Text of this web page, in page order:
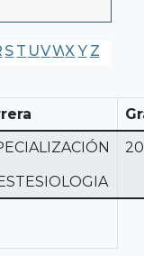
S T UVWX Y Z